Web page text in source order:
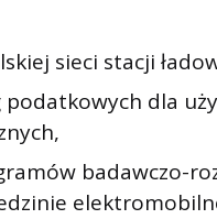
sieci stacji
podatkowych dla
badawczo-